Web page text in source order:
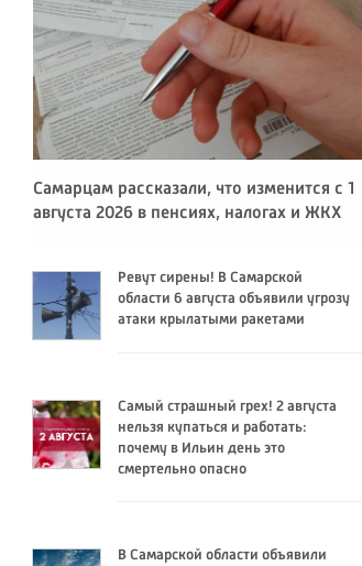
Самарцам рассказали, что изменится с 1
августа 2026 в пенсиях, налогах и ЖКХ
Ревут сирены! В Самарской
области 6 августа объявили угрозу
атаки крылатыми ракетами
Самый страшный грех! 2 августа
нельзя купаться и работать:
почему в Ильин день это
смертельно опасно
В Самарской области объявили